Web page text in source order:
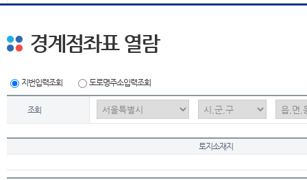
경계점좌표 열람
지번입력조회 도로명주소입력조회
조회
토지소재지